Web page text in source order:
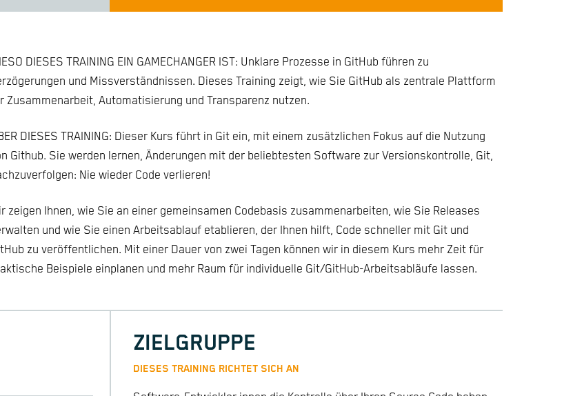
DIESES TRAINING EIN GAMECHANGER IST: Unklare Prozesse in GitHub führen zu
und Missverständnissen. Dieses Training zeigt, wie Sie GitHub als zentrale Plattform
Zusammenarbeit, Automatisierung und Transparenz nutzen.
DIESES TRAINING: Dieser Kurs führt in Git ein, mit einem zusätzlichen Fokus auf die Nutzung
Github. Sie werden lernen, Änderungen mit der beliebtesten Software zur Versionskontrolle, Git,
Nie wieder Code verlieren!
zeigen Ihnen, wie Sie an einer gemeinsamen Codebasis zusammenarbeiten, wie Sie Releases
und wie Sie einen Arbeitsablauf etablieren, der Ihnen hilft, Code schneller mit Git und
zu veröffentlichen. Mit einer Dauer von zwei Tagen können wir in diesem Kurs mehr Zeit für
Beispiele einplanen und mehr Raum für individuelle Git/GitHub-Arbeitsabläufe lassen.
ZIELGRUPPE
DIESES TRAINING RICHTET SICH AN